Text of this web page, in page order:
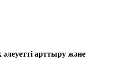
арттыру және